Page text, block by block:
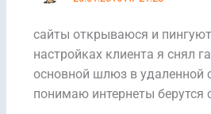
сайты открываюся и
настройках клиента я снял
основной шлюз в удаленной
понимаю интернеты берутся